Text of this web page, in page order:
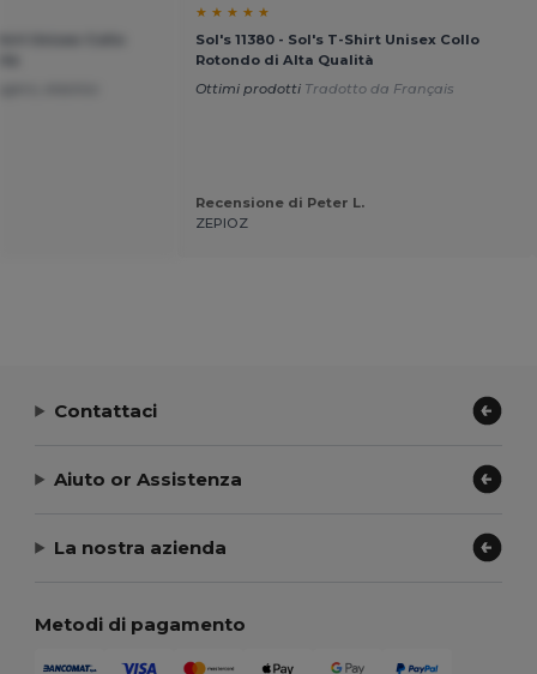
★ ★ ★ ★ ★
Sol's 11380 - Sol's T-Shirt Unisex Collo
Rotondo di Alta Qualità
Ottimi prodotti Tradotto da Français
Recensione di Peter L.
ZEPIOZ
Contattaci
Aiuto or Assistenza
La nostra azienda
Metodi di pagamento